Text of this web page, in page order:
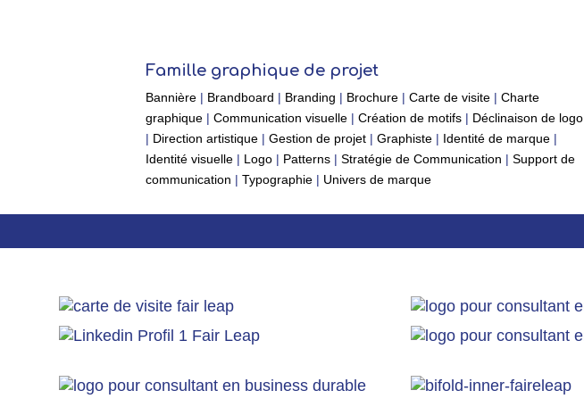
Famille graphique de projet
Bannière| Brandboard | Branding | Brochure| Carte de visite| Charte
graphique| Communication visuelle| Création de motifs| Déclinaison de logo
| Direction artistique| Gestion de projet| Graphiste| Identité de marque|
Identité visuelle| Logo| Patterns| Stratégie de Communication | Support de
communication | Typographie| Univers de marque